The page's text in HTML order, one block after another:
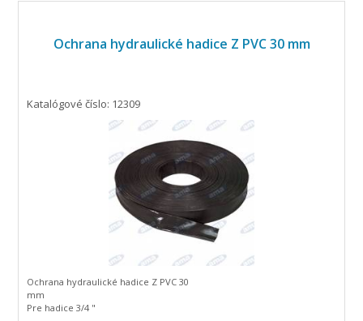
Ochrana hydraulické hadice Z PVC 30 mm
Katalógové číslo: 12309
Ochrana hydraulické hadice Z PVC 30
mm
Pre hadice 3/4 "